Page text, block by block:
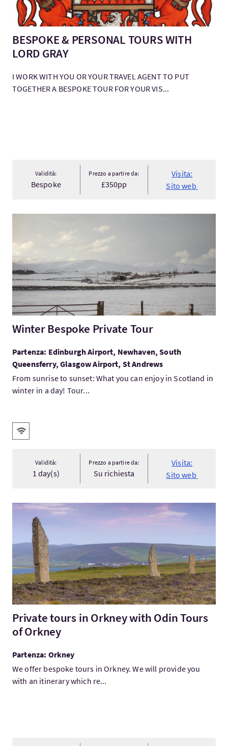
BESPOKE & PERSONAL TOURS WITH
LORD GRAY
I WORK WITH YOU OR YOUR TRAVEL AGENT TO PUT
TOGETHER A BESPOKE TOUR FOR YOUR VIS...
Validità:
Bespoke
Prezzo a partire da:
£350pp
Visita:
Sito web
Winter Bespoke Private Tour
Partenza: Edinburgh Airport, Newhaven, South
Queensferry, Glasgow Airport, St Andrews
From sunrise to sunset: What you can enjoy in Scotland in
winter in a day! Tour...
Servizi
WiFi gratis
Validità:
1 day(s)
Prezzo a partire da:
Su richiesta
Visita:
Sito web
Visita:Private tours in Orkney with Odin Tours of Orkney
Private tours in Orkney with Odin Tours
of Orkney
Partenza: Orkney
We offer bespoke tours in Orkney. We will provide you
with an itinerary which re...